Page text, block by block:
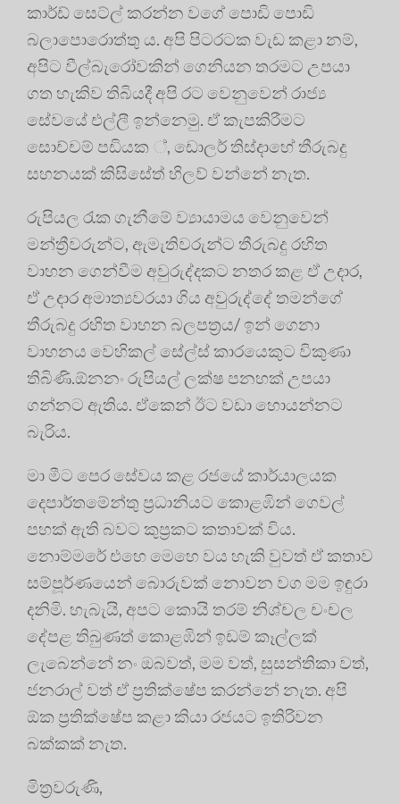
කාර්ඩ් සෙට්ල් කරන්න වගේ පොඩි පොඩි
බලාපොරොත්තු ය. අපි පිටරටක වැඩ කළා නම්,
අපිට වීල්බැරෝවකින් ගෙනියන තරමට උපයා
ගත හැකිව තිබියදී අපි රට වෙනුවෙන් රාජ්‍ය
සේවයේ එල්ලී ඉන්නෙමු. ඒ කැපකිරීමට
සොච්චම් පඩියක ්, ඩොලර් තිස්දාහේ තීරුබදු
සහනයක් කිසිසේත් හිලව් වන්නේ නැත.
රුපියල රැක ගැනීමේ ව්‍යායාමය වෙනුවෙන්
මන්ත්‍රීවරුන්ට, ඇමැතිවරුන්ට තීරුබදු රහිත
වාහන ගෙන්වීම අවුරුද්දකට නතර කළ ඒ උදාර,
ඒ උදාර අමාත්‍යවරයා ගිය අවුරුද්දේ තමන්ගේ
තීරුබදු රහිත වාහන බලපත්‍රය/ ඉන් ගෙනා
වාහනය වෙහිකල් සේල්ස් කාරයෙකුට විකුණා
තිබිණි.ඕනනං රුපියල් ලක්ෂ පනහක් උපයා
ගන්නට ඇතිය. ඒකෙන් ඊට වඩා හොයන්නට
බැරිය.
මා මීට පෙර සේවය කළ රජයේ කාර්යාලයක
දෙපාර්තමේන්තු ප්‍රධානියට කොළඹින් ගෙවල්
පහක් ඇති බවට කුප්‍රකට කතාවක් විය.
නොම්මරේ එහෙ මෙහෙ වය හැකි වුවත් ඒ කතාව
සම්පූර්ණයෙන් බොරුවක් නොවන වග මම ඉඳුරා
දනිමි. හැබැයි, අපට කොයි තරම් නිශ්චල චංචල
දේපළ තිබුණත් කොළඹින් ඉඩම් කෑල්ලක්
ලැබෙන්නේ නං ඔබවත්, මම වත්, සුසන්තිකා වත්,
ජනරාල් වත් ඒ ප්‍රතික්ෂේප කරන්නේ නැත. අපි
ඕක ප්‍රතික්ෂේප කළා කියා රජයට ඉතිරිවන
බක්කක් නැත.
මිත්‍රවරුණි,